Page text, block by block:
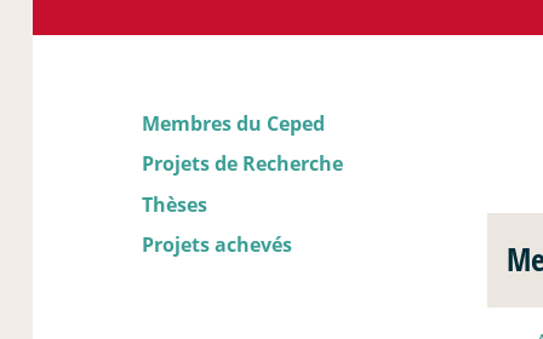
Membres du Ceped
Projets de Recherche
Thèses
Projets achevés